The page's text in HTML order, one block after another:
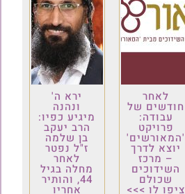
לאחר
חודשים של
עבודה:
פרויקט
'המאורשים'
יוצא לדרך
– מרכז
השידוכים
שכולם
ציפו לו >>>
ירא ה'
ונהנה
מיגיע כפיו:
הרב יעקב
בן שלמה
ז"ל נפטר
לאחר
מחלה בגיל
44, והותיר
אחריו